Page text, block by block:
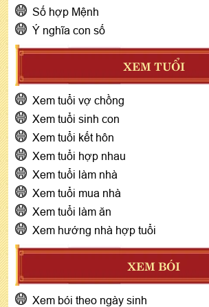
Số hợp Mệnh
Ý nghĩa con số
XEM TUỔI
Xem tuổi vợ chồng
Xem tuổi sinh con
Xem tuổi kết hôn
Xem tuổi hợp nhau
Xem tuổi làm nhà
Xem tuổi mua nhà
Xem tuổi làm ăn
Xem hướng nhà hợp tuổi
XEM BÓI
Xem bói theo ngày sinh